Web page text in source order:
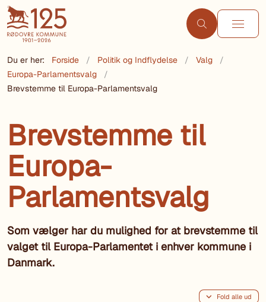
Du er her: Forside Politik og Indflydelse
Valg
Europa-Parlamentsvalg
Brevstemme til Europa-Parlamentsvalg
Brevstemme til
Europa-
Parlamentsvalg
Som vælger har du mulighed for at brevstemme til
valget til Europa-Parlamentet i enhver kommune i
Danmark.
Fold alle ud